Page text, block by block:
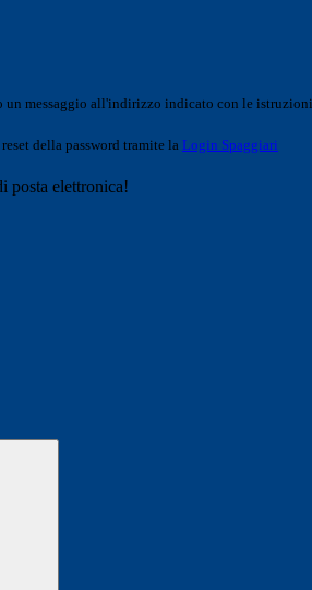
un messaggio all'indirizzo indicato con le istruzioni
della password tramite la Login Spaggiari
posta elettronica!